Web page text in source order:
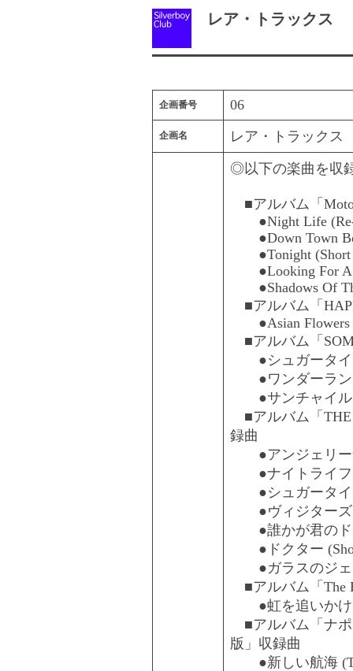
レア・トラックス
企画番号 06
企画名 レア・トラックス
◎以下の楽曲を収
■アルバム「Moto
●Night Life
●Down Town
●Tonight (Short
●Looking For A
●Shadows Of
■アルバム「
●Asian Flowers
■アルバム「
●シュガータイ
●ワンダーラン
●サンチャイル
■アルバム「THE
録曲
●アンジェリー
●ナイトライフ
●シュガータイ
●ヴィジターズ
●誰かが君のド
●ドクター
●ガラスのジェ
■アルバム「The
●虹を追いかけて
■アルバム「ナ
版」収録曲
●新しい航海